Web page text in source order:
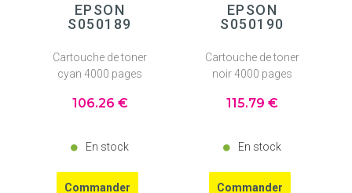
EPSON
S050189
Cartouche de toner
cyan 4000 pages
106.26 €
En stock
EPSON
S050190
Cartouche de toner
noir 4000 pages
115.79 €
En stock